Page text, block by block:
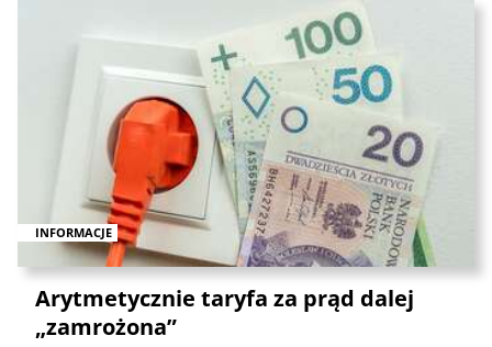
INFORMACJE
Arytmetycznie taryfa za prąd dalej
„zamrożona”